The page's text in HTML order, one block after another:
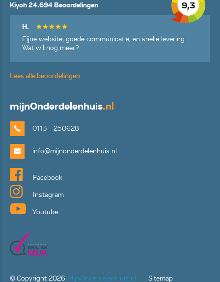
9,3
Kiyoh 24.694 Beoordelingen
H.
Fijne website, goede communicatie, en snelle levering.
Wat wil nog meer?
Lees alle beoordelingen
mijnOnderdelenhuis.nl
0113 - 250628
info@mijnonderdelenhuis.nl
Facebook
Instagram
Youtube
© Copyright 2026 MijnOnderdelenHuis.nl Sitemap